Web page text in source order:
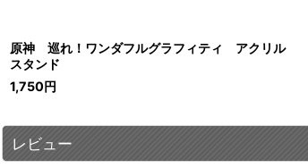
原神 巡れ！ワンダフルグラフィティ アクリル
スタンド
1,750円
レビュー